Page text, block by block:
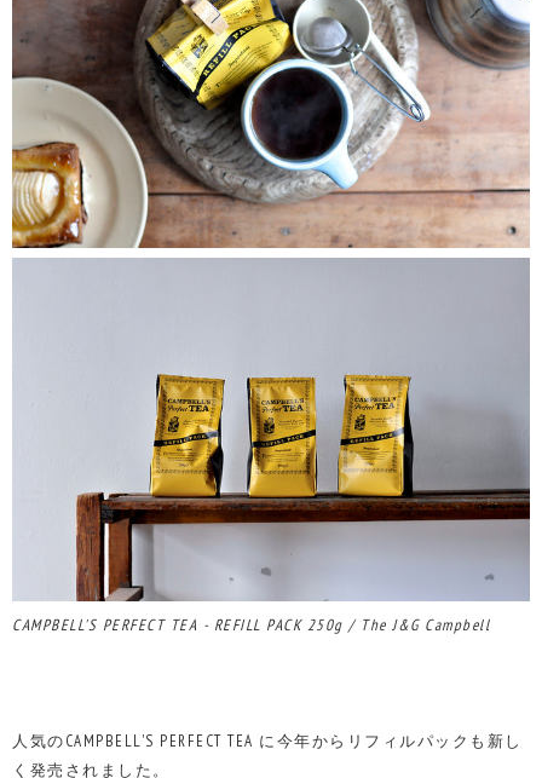
CAMPBELL'S PERFECT TEA - REFILL PACK 250g / The J&G Campbell
人気のCAMPBELL'S PERFECT TEA に今年からリフィルパックも新し
く発売されました。